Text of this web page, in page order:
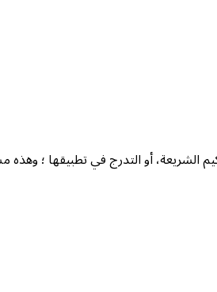
الشريعة، أو التدرج في تطبيقها ؛